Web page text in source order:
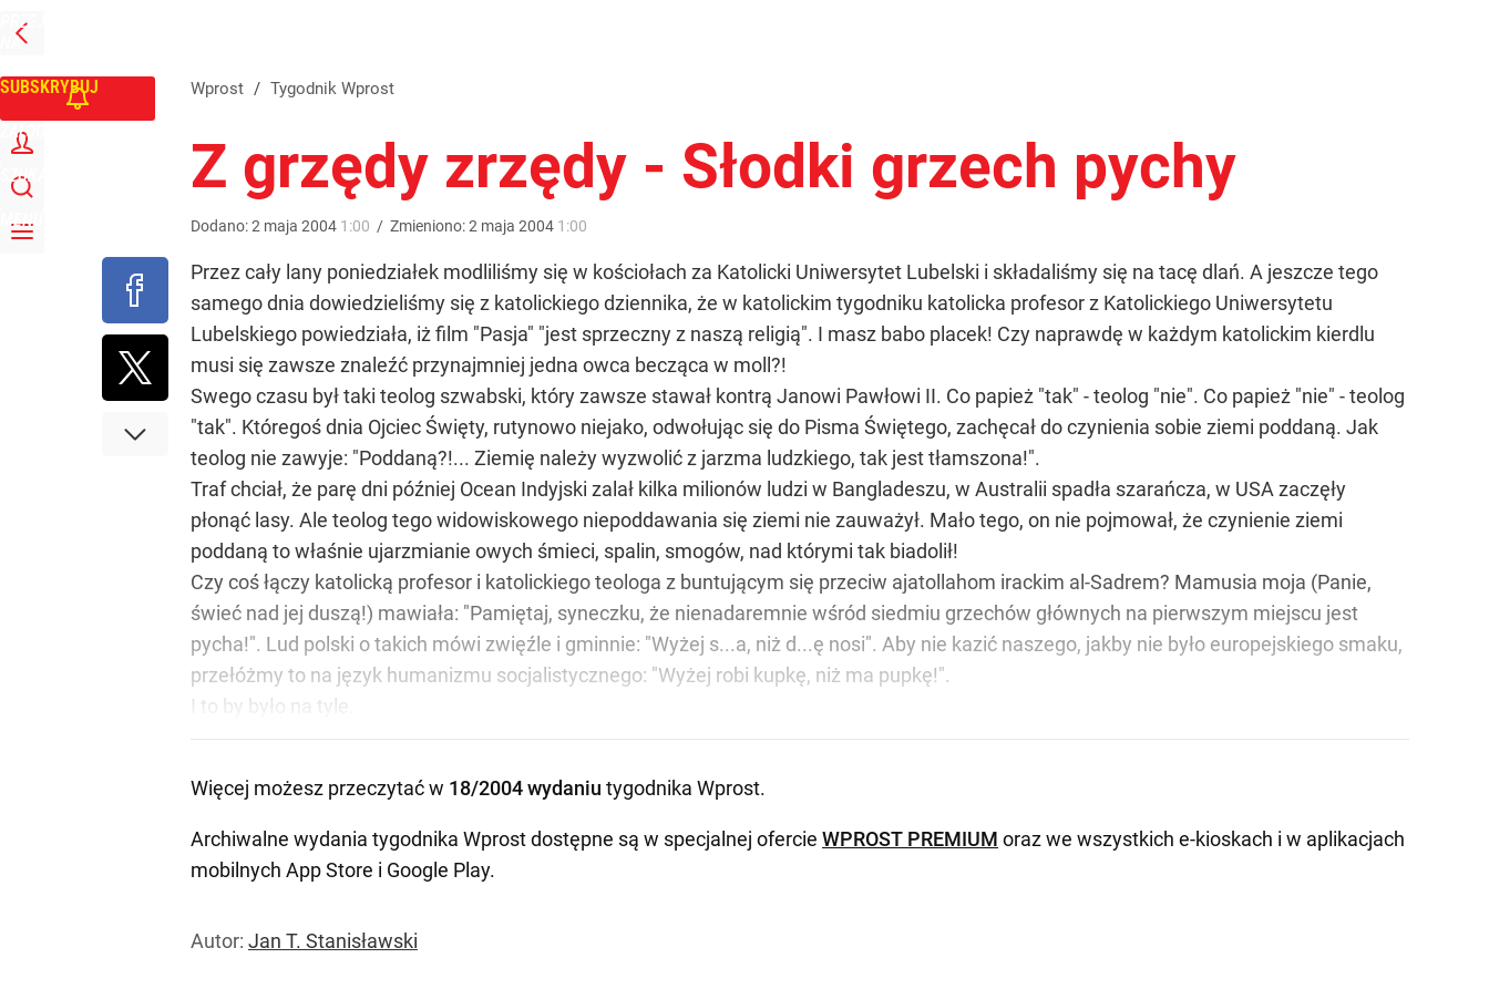
PRZEJDŹ
NA
GŁÓWNĄ
SUBSKRYBUJ
ZALOGUJ
SZUKAJ
MENU
Wprost / Tygodnik Wprost
Z grzędy zrzędy - Słodki grzech pychy
Dodano:2 maja 2004 1:00 / Zmieniono:2 maja 2004 1:00
Przez cały lany poniedziałek modliliśmy się w kościołach za Katolicki Uniwersytet Lubelski i składaliśmy się na tacę dlań. A jeszcze tego
samego dnia dowiedzieliśmy się z katolickiego dziennika, że w katolickim tygodniku katolicka profesor z Katolickiego Uniwersytetu
Lubelskiego powiedziała, iż film "Pasja" "jest sprzeczny z naszą religią". I masz babo placek! Czy naprawdę w każdym katolickim kierdlu
musi się zawsze znaleźć przynajmniej jedna owca becząca w moll?!
Swego czasu był taki teolog szwabski, który zawsze stawał kontrą Janowi Pawłowi II. Co papież "tak" - teolog "nie". Co papież "nie" - teolog
"tak". Któregoś dnia Ojciec Święty, rutynowo niejako, odwołując się do Pisma Świętego, zachęcał do czynienia sobie ziemi poddaną. Jak
teolog nie zawyje: "Poddaną?!... Ziemię należy wyzwolić z jarzma ludzkiego, tak jest tłamszona!".
Traf chciał, że parę dni później Ocean Indyjski zalał kilka milionów ludzi w Bangladeszu, w Australii spadła szarańcza, w USA zaczęły
płonąć lasy. Ale teolog tego widowiskowego niepoddawania się ziemi nie zauważył. Mało tego, on nie pojmował, że czynienie ziemi
poddaną to właśnie ujarzmianie owych śmieci, spalin, smogów, nad którymi tak biadolił!
Czy coś łączy katolicką profesor i katolickiego teologa z buntującym się przeciw ajatollahom irackim al-Sadrem? Mamusia moja (Panie,
świeć nad jej duszą!) mawiała: "Pamiętaj, syneczku, że nienadaremnie wśród siedmiu grzechów głównych na pierwszym miejscu jest
pycha!". Lud polski o takich mówi zwięźle i gminnie: "Wyżej s...a, niż d...ę nosi". Aby nie kazić naszego, jakby nie było europejskiego smaku,
przełóżmy to na język humanizmu socjalistycznego: "Wyżej robi kupkę, niż ma pupkę!".
I to by było na tyle.
Więcej możesz przeczytać w 18/2004 wydaniu tygodnika Wprost.
Archiwalne wydania tygodnika Wprost dostępne są w specjalnej ofercie WPROST PREMIUM oraz we wszystkich e-kioskach i w aplikacjach
mobilnych App Store i Google Play.
Autor: Jan T. Stanisławski